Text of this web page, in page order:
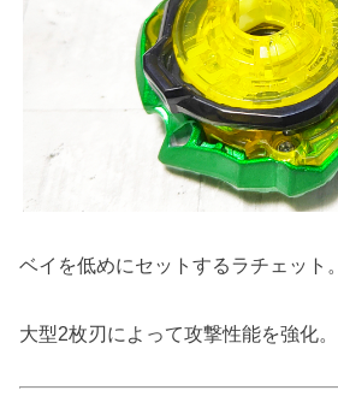
ベイを低めにセットするラチェット。
大型2枚刃によって攻撃性能を強化。